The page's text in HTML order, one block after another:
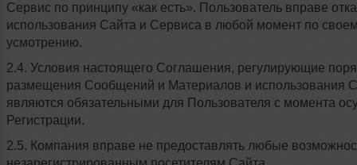
Сервис по принципу «как есть». Пользователь вправе
использования Сайта и Сервиса в любой момент по
усмотрению.
2.4. Условия настоящего Соглашения, регулирующие
размещения Сообщений и Материалов и использования
являются обязательными для Пользователя с момента
Регистрации.
2.5. Компания вправе не предоставлять любые